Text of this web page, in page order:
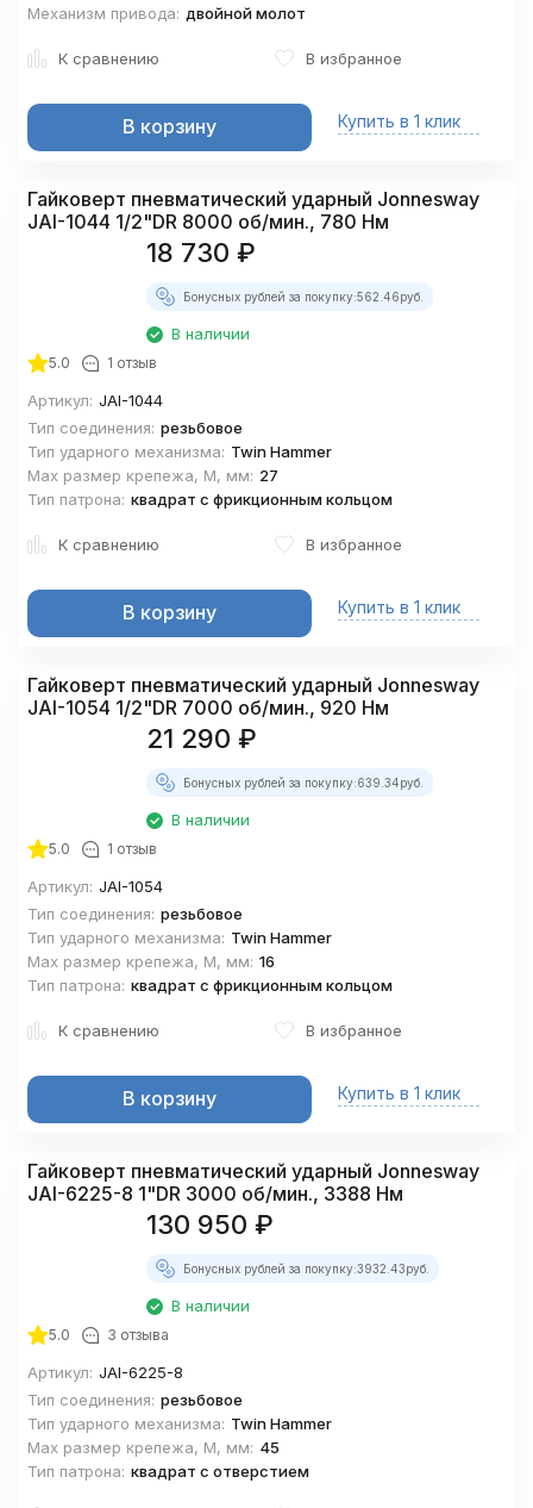
Механизм привода: двойной молот
К сравнению В избранное
В корзину Купить в 1 клик
Гайковерт пневматический ударный Jonnesway
JAI-1044 1/2"DR 8000 об/мин., 780 Нм
18 730 ₽
Бонусных рублей за покупку:562.46руб.
В наличии
5.0 1 отзыв
Артикул: JAI-1044
Тип соединения: резьбовое
Тип ударного механизма: Twin Hammer
Max размер крепежа, М, мм: 27
Тип патрона: квадрат с фрикционным кольцом
К сравнению В избранное
В корзину Купить в 1 клик
Гайковерт пневматический ударный Jonnesway
JAI-1054 1/2"DR 7000 об/мин., 920 Нм
21 290 ₽
Бонусных рублей за покупку:639.34руб.
В наличии
5.0 1 отзыв
Артикул: JAI-1054
Тип соединения: резьбовое
Тип ударного механизма: Twin Hammer
Max размер крепежа, М, мм: 16
Тип патрона: квадрат с фрикционным кольцом
К сравнению В избранное
В корзину Купить в 1 клик
Гайковерт пневматический ударный Jonnesway
JAI-6225-8 1"DR 3000 об/мин., 3388 Нм
130 950 ₽
Бонусных рублей за покупку:3932.43руб.
В наличии
5.0 3 отзыва
Артикул: JAI-6225-8
Тип соединения: резьбовое
Тип ударного механизма: Twin Hammer
Max размер крепежа, М, мм: 45
Тип патрона: квадрат с отверстием